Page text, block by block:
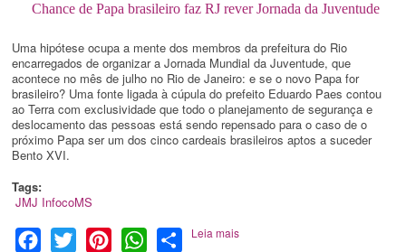
Chance de Papa brasileiro faz RJ rever Jornada da Juventude
Uma hipótese ocupa a mente dos membros da prefeitura do Rio
encarregados de organizar a Jornada Mundial da Juventude, que
acontece no mês de julho no Rio de Janeiro: e se o novo Papa for
brasileiro? Uma fonte ligada à cúpula do prefeito Eduardo Paes contou
ao Terra com exclusividade que todo o planejamento de segurança e
deslocamento das pessoas está sendo repensado para o caso de o
próximo Papa ser um dos cinco cardeais brasileiros aptos a suceder
Bento XVI.
Tags:
JMJ InfocoMS
Facebook
Twitter PinterestWhatsApp
Share
Leia mais